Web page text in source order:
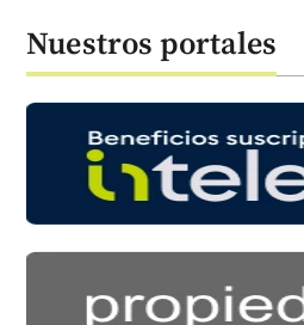
Nuestros portales